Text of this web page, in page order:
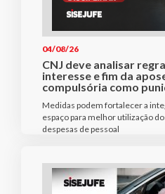
04/08/26
CNJ deve analisar
interesse e fim da
compulsória como
Medidas podem fortalecer a
espaço para melhor utilização
despesas de pessoal